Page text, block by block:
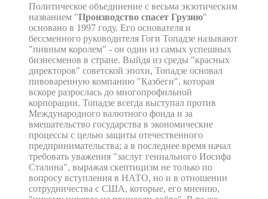
Политическое объединение с весьма экзотическим
названием "Производство спасет Грузию"
основано в 1997 году. Его основателя и
бессменного руководителя Гоги Топадзе называют
"пивным королем" - он один из самых успешных
бизнесменов в стране. Выйдя из среды "красных
директоров" советской эпохи, Топадзе основал
пивоваренную компанию "Казбеги", которая
вскоре разрослась до многопрофильной
корпорации. Топадзе всегда выступал против
Международного валютного фонда и за
вмешательство государства в экономические
процессы с целью защиты отечественного
предпринимательства; а в последнее время начал
требовать уважения "заслуг гениального Иосифа
Сталина", выражая скептицизм не только по
вопросу вступления в НАТО, но и в отношении
сотрудничества с США, которые, его мнению,